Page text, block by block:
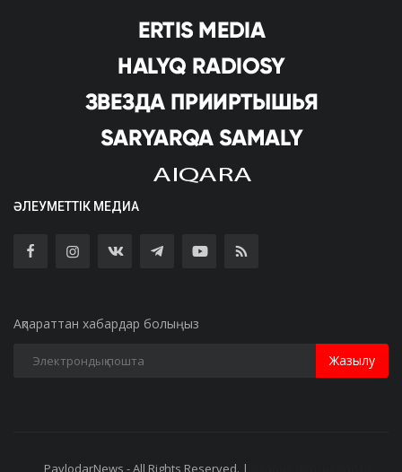
ӘЛЕУМЕТТІК МЕДИА
Ақпараттан хабардар болыңыз
Жазылу
PavlodarNews - All Rights Reserved. |